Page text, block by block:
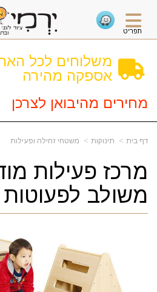
תפריט
משלוחים לכל
אספקה מהירה
מחירים מהיבואן לצרכן
דף בית תינוקות משטחי זחילה ופעילות
מרכז פעילות
משולב לפעוטות